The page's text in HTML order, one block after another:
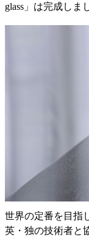
glass」は完成しま
世界の定番を目指
英・独の技術者と